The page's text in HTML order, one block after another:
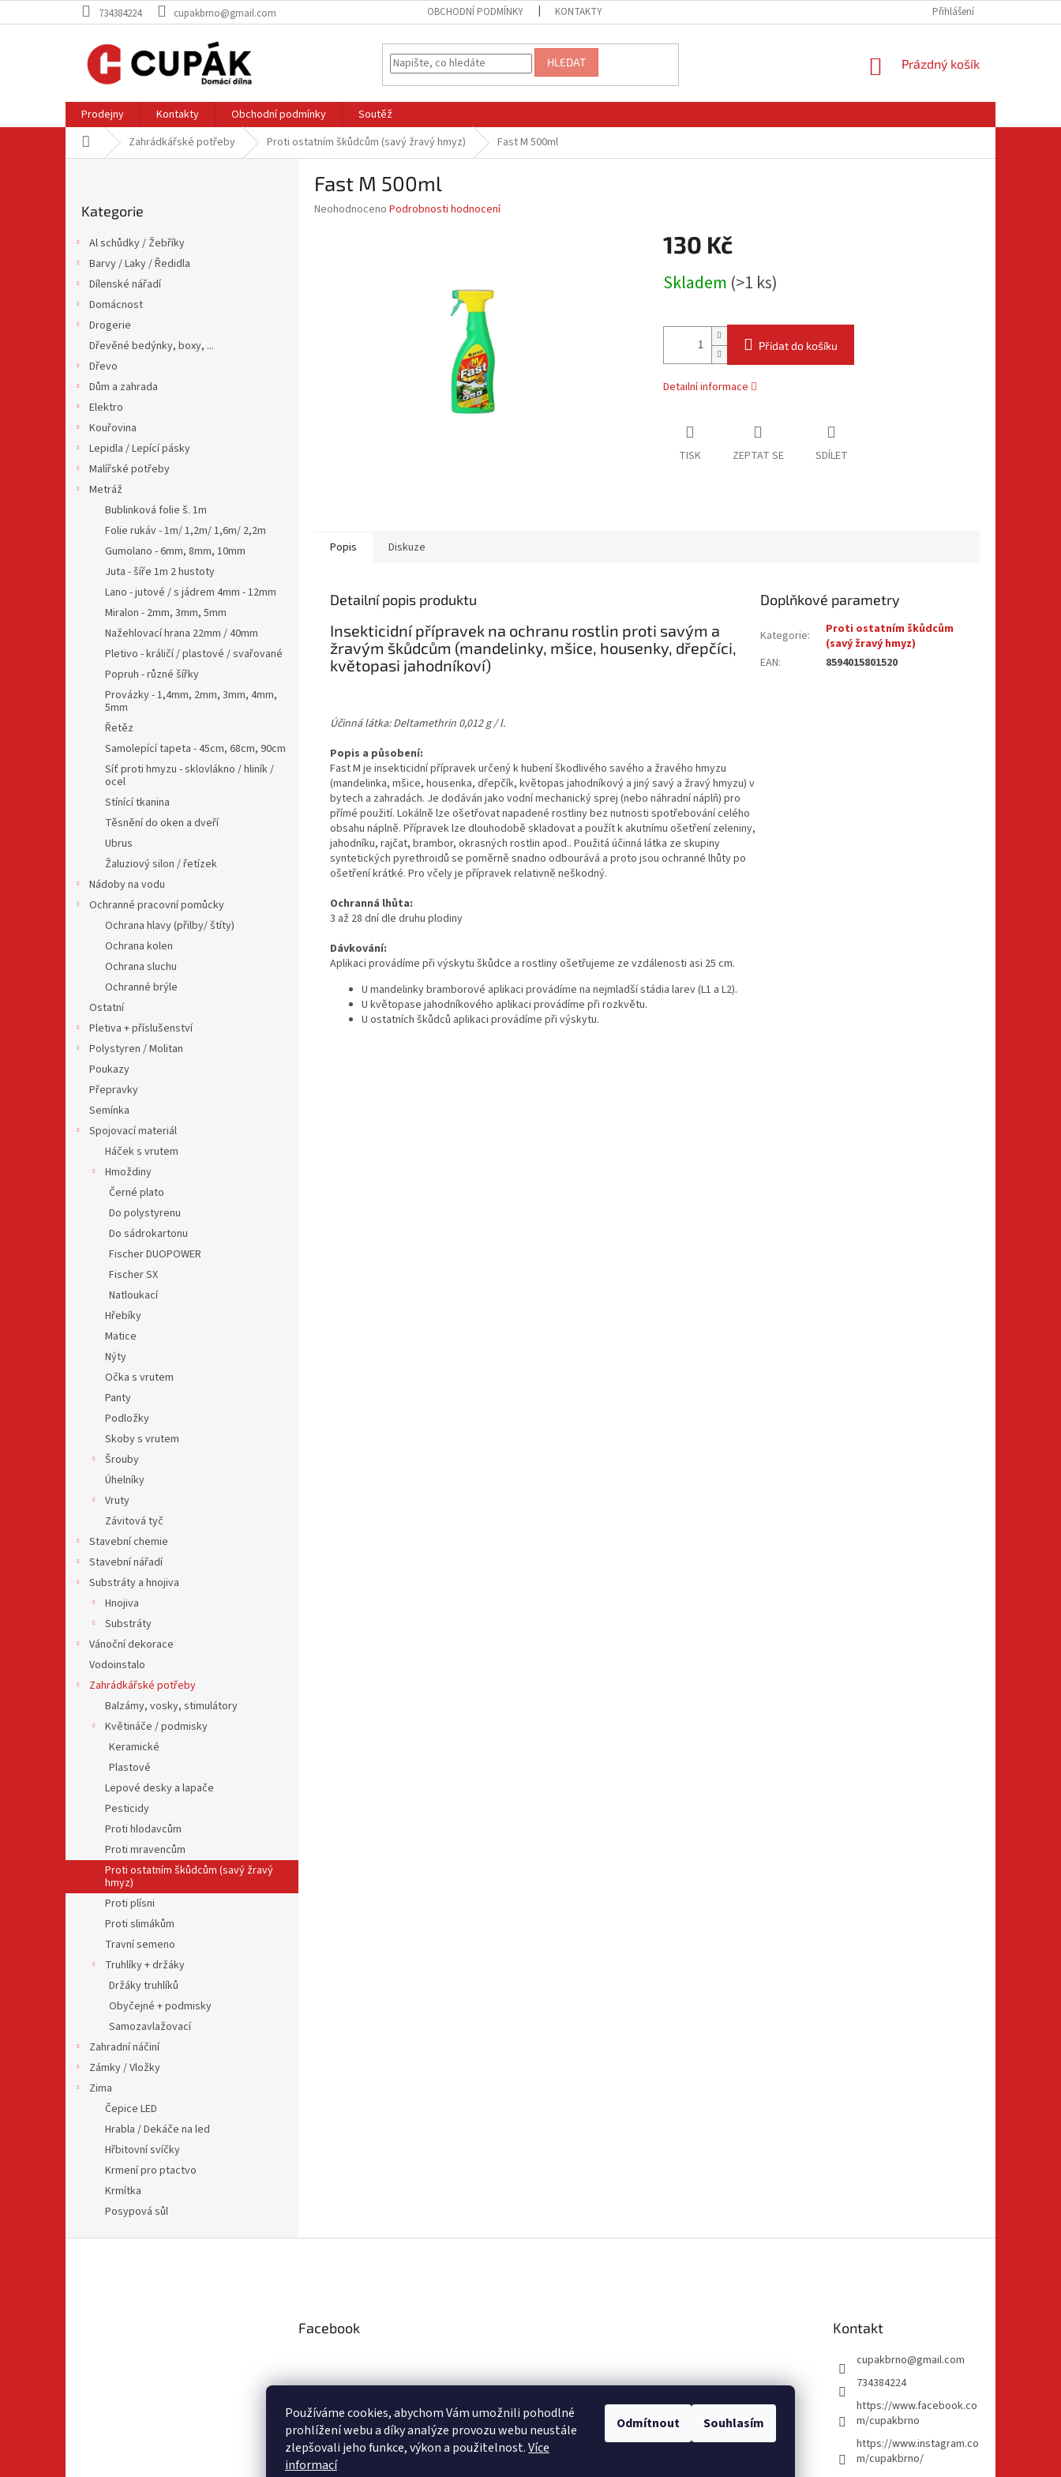
Používáme cookies, abychom Vám umožnili pohodlné
prohlížení webu a díky analýze provozu webu neustále
zlepšovali jeho funkce, výkon a použitelnost.Více
informací
Odmítnout Souhlasím
na
734384224 cupakbrno@gmail.com OBCHODNÍ PODMÍNKY KONTAKTY Přihlášení
HLEDAT
NÁKUPNÍ
Prázdný košík
Prodejny Kontakty Obchodní podmínky
Soutěž
Domů Zahrádkářské potřeby Proti ostatním škůdcům (savý žravý hmyz) Fast M 500ml
kategorie
Kategorie
Al schůdky / Žebříky
Barvy / Laky / Ředidla
Dílenské nářadí
Domácnost
Drogerie
Dřevěné bedýnky, boxy, ...
Dřevo
Dům a zahrada
Elektro
Kouřovina
Lepidla / Lepící pásky
Malířské potřeby
Metráž
Bublinková folie š. 1m
Folie rukáv - 1m/ 1,2m/ 1,6m/ 2,2m
Gumolano - 6mm, 8mm, 10mm
Juta - šíře 1m 2 hustoty
Lano - jutové / s jádrem 4mm - 12mm
Miralon - 2mm, 3mm, 5mm
Nažehlovací hrana 22mm / 40mm
Pletivo - králičí / plastové / svařované
Popruh - různé šířky
Provázky - 1,4mm, 2mm, 3mm, 4mm,
5mm
Řetěz
Samolepící tapeta - 45cm, 68cm, 90cm
Síť proti hmyzu - sklovlákno / hliník /
ocel
Stínící tkanina
Těsnění do oken a dveří
Ubrus
Žaluziový silon / řetízek
Nádoby na vodu
Ochranné pracovní pomůcky
Ochrana hlavy (přilby/ štíty)
Ochrana kolen
Ochrana sluchu
Ochranné brýle
Ostatní
Pletiva + příslušenství
Polystyren / Molitan
Poukazy
Přepravky
Semínka
Spojovací materiál
Háček s vrutem
Hmoždiny
Černé plato
Do polystyrenu
Do sádrokartonu
Fischer DUOPOWER
Fischer SX
Natloukací
Hřebíky
Matice
Nýty
Očka s vrutem
Panty
Podložky
Skoby s vrutem
Šrouby
Úhelníky
Vruty
Závitová tyč
Stavební chemie
Stavební nářadí
Substráty a hnojiva
Hnojiva
Substráty
Vánoční dekorace
Vodoinstalo
Zahrádkářské potřeby
Balzámy, vosky, stimulátory
Květináče / podmisky
Keramické
Plastové
Lepové desky a lapače
Pesticidy
Proti hlodavcům
Proti mravencům
Proti ostatním škůdcům (savý žravý
hmyz)
Proti plísni
Proti slimákům
Travní semeno
Truhlíky + držáky
Držáky truhlíků
Obyčejné + podmisky
Samozavlažovací
Zahradní náčiní
Zámky / Vložky
Zima
Čepice LED
Hrabla / Dekáče na led
Hřbitovní svíčky
Krmení pro ptactvo
Krmítka
Posypová sůl
Fast M 500ml
Průměrné
Neohodnoceno Podrobnosti hodnocení
130 Kč
cena:
Skladem (>1 ks)
Přidat do košíku
Detailní informace
TISK ZEPTAT SE SDÍLET
Popis Diskuze
Detailní popis produktu
Insekticidní přípravek na ochranu rostlin proti savým a
žravým škůdcům (mandelinky, mšice, housenky, dřepčíci,
květopasi jahodníkoví)
Účinná látka: Deltamethrin 0,012 g / l.
Popis a působení:
Fast M je insekticidní přípravek určený k hubení škodlivého savého a žravého hmyzu
(mandelinka, mšice, housenka, dřepčík, květopas jahodníkový a jiný savý a žravý hmyzu) v
bytech a zahradách. Je dodáván jako vodní mechanický sprej (nebo náhradní náplň) pro
přímé použití. Lokálně lze ošetřovat napadené rostliny bez nutnosti spotřebování celého
obsahu náplně. Přípravek lze dlouhodobě skladovat a použít k akutnímu ošetření zeleniny,
jahodníku, rajčat, brambor, okrasných rostlin apod.. Použitá účinná látka ze skupiny
syntetických pyrethroidů se poměrně snadno odbourává a proto jsou ochranné lhůty po
ošetření krátké. Pro včely je přípravek relativně neškodný.
Ochranná lhůta:
3 až 28 dní dle druhu plodiny
Dávkování:
Aplikaci provádíme při výskytu škůdce a rostliny ošetřujeme ze vzdálenosti asi 25 cm.
U mandelinky bramborové aplikaci provádíme na nejmladší stádia larev (L1 a L2).
U květopase jahodníkového aplikaci provádíme při rozkvětu.
U ostatních škůdců aplikaci provádíme při výskytu.
Doplňkové parametry
Kategorie:
Proti ostatním škůdcům
(savý žravý hmyz)
EAN: 8594015801520
Facebook Kontakt
cupakbrno@gmail.com
734384224
https://www.facebook.co
m/cupakbrno
https://www.instagram.co
m/cupakbrno/